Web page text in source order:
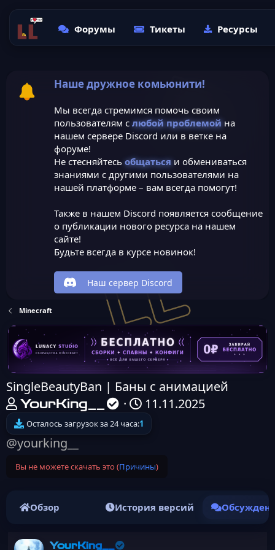
Форумы Тикеты Ресурсы
Наше дружное комьюнити!
Мы всегда стремимся помочь своим
пользователям с любой проблемойна
нашем сервере Discord или в ветке на
форуме!
Не стесняйтесь общатьсяи обмениваться
знаниями с другими пользователями на
нашей платформе – вам всегда помогут!
Также в нашем Discord появляется сообщение
о публикации нового ресурса на нашем
сайте!
Будьте всегда в курсе новинок!
Наш сервер Discord
Minecraft
SingleBeautyBan | Баны с анимацией
А
в
т
о
р
е
ы
YourKing__
Д
т
н
ч
11.11.2025
Осталось загрузок за 24 часа:1
@yourking__
Вы не можете скачать это (Причины)
Обзор История версий
YourKing__